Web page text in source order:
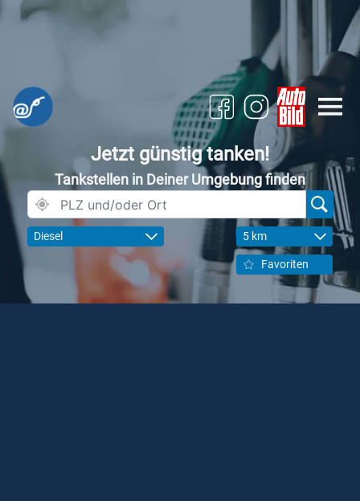
Jetzt günstig tanken!
Tankstellen in Deiner Umgebung finden
Diesel 5 km
Favoriten